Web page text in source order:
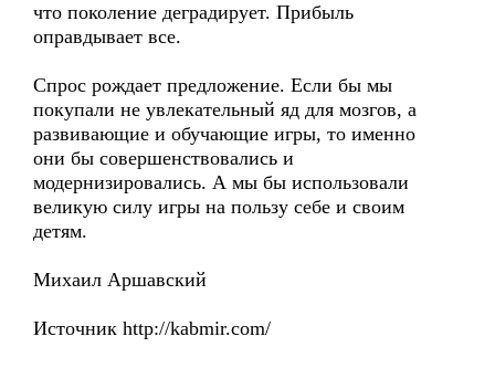
что поколение деградирует. Прибыль
оправдывает все.
Спрос рождает предложение. Если бы мы
покупали не увлекательный яд для мозгов, а
развивающие и обучающие игры, то именно
они бы совершенствовались и
модернизировались. А мы бы использовали
великую силу игры на пользу себе и своим
детям.
Михаил Аршавский
Источник http://kabmir.com/